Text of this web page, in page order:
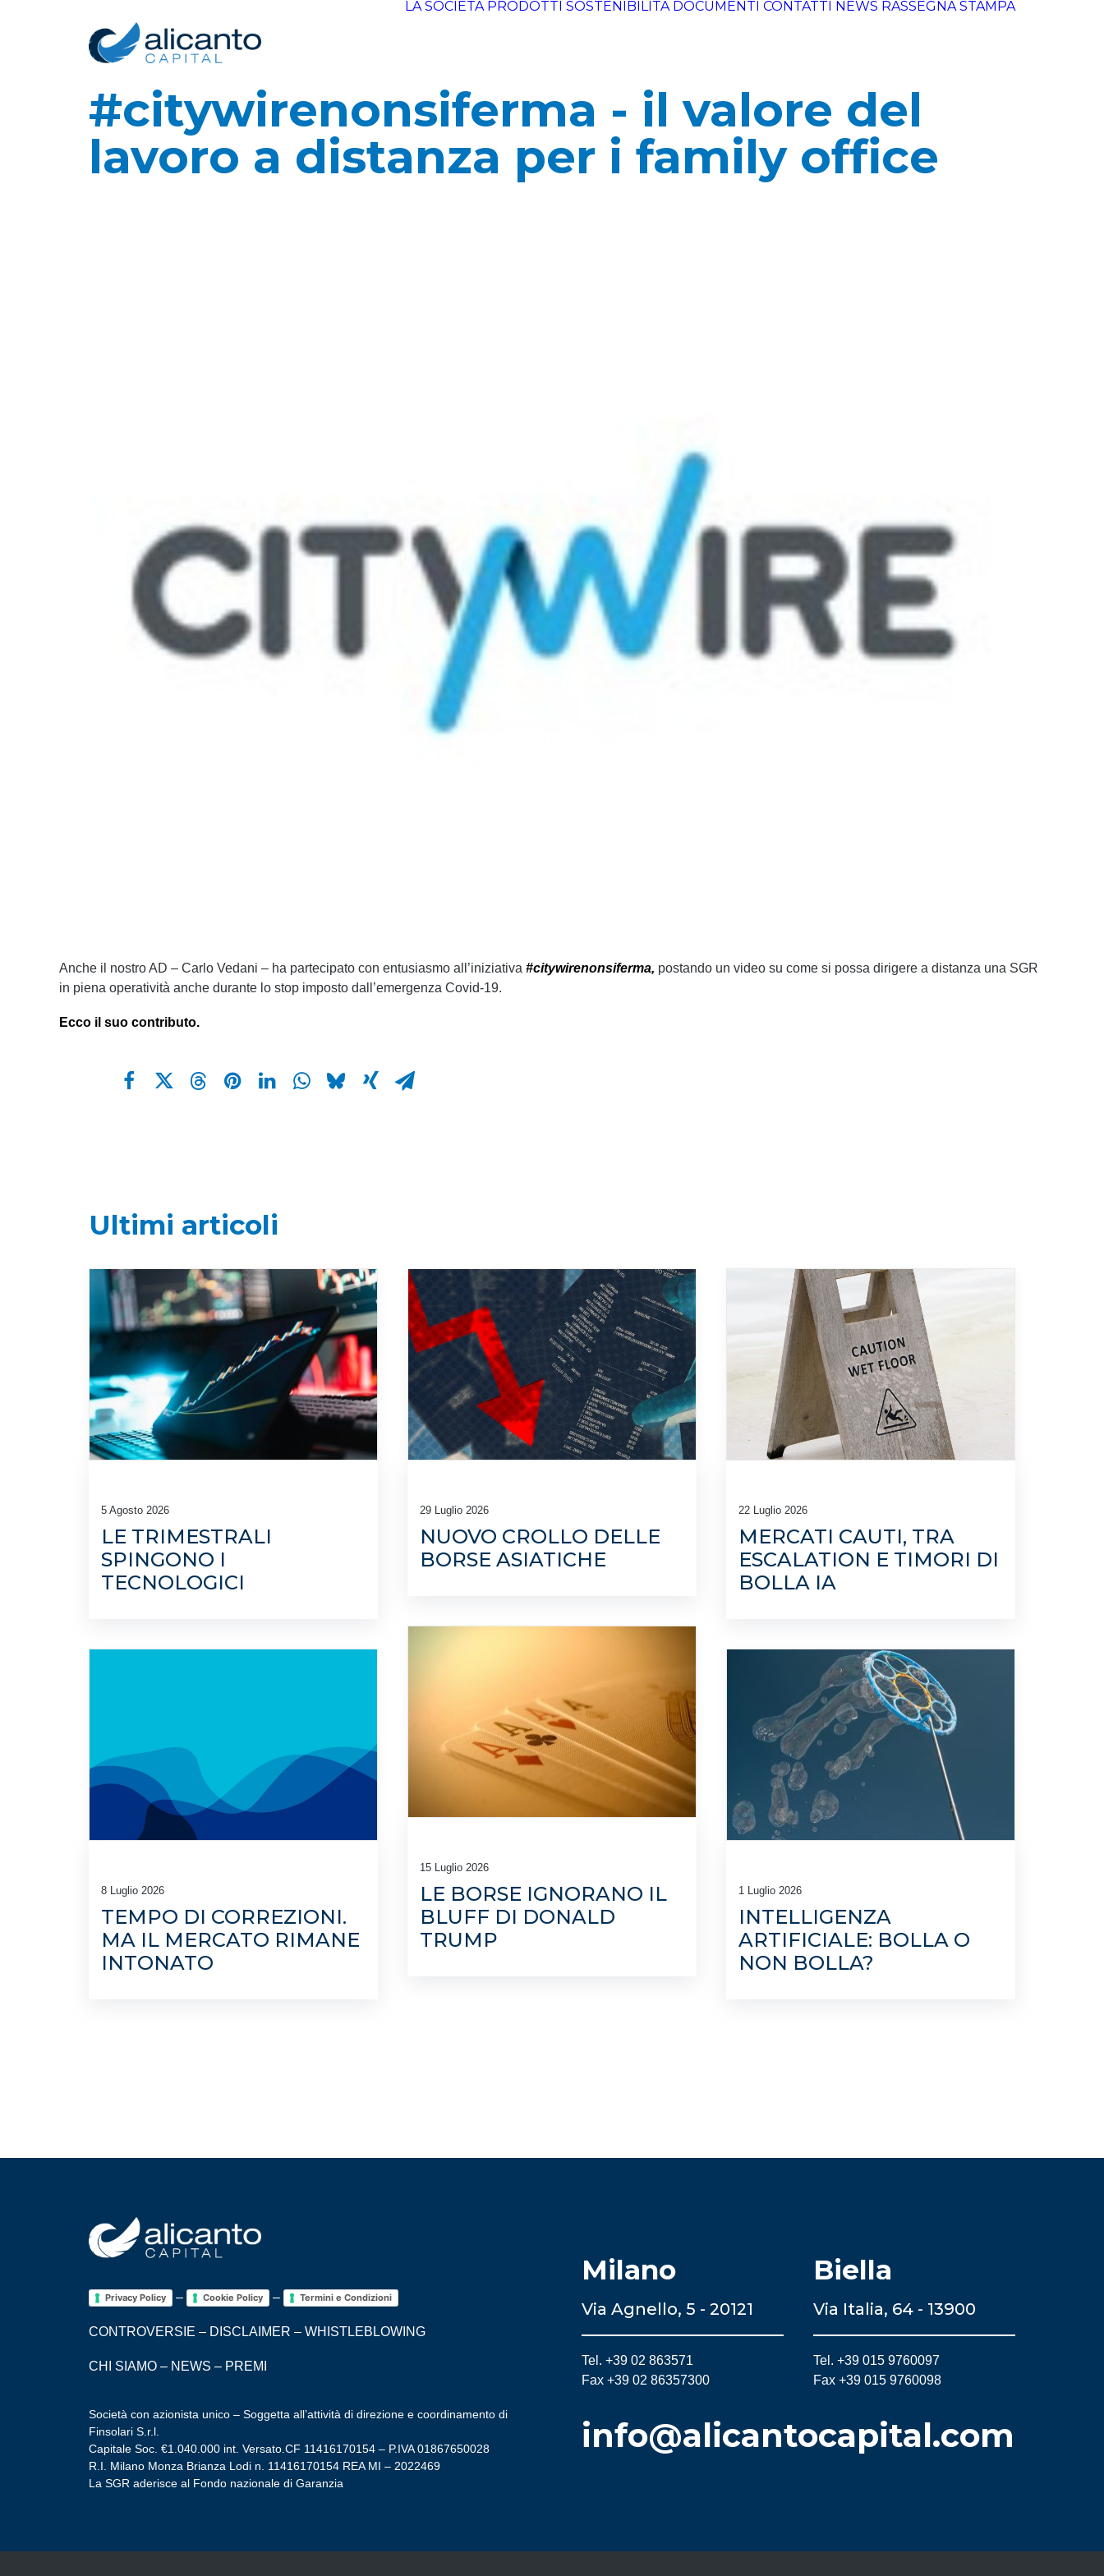
LA SOCIETÀ PRODOTTI SOSTENIBILITÀ DOCUMENTI CONTATTI NEWS RASSEGNA STAMPA
#citywirenonsiferma - il valore del
lavoro a distanza per i family office
Anche il nostro AD – Carlo Vedani – ha partecipato con entusiasmo all’iniziativa #citywirenonsiferma, postando un video su come si possa dirigere a distanza una SGR
in piena operatività anche durante lo stop imposto dall’emergenza Covid-19.
Ecco il suo contributo.
Ultimi articoli
5 Agosto 2026
LE TRIMESTRALI
SPINGONO I
TECNOLOGICI
29 Luglio 2026
NUOVO CROLLO DELLE
BORSE ASIATICHE
22 Luglio 2026
MERCATI CAUTI, TRA
ESCALATION E TIMORI DI
BOLLA IA
15 Luglio 2026
LE BORSE IGNORANO IL
BLUFF DI DONALD
TRUMP
8 Luglio 2026
TEMPO DI CORREZIONI.
MA IL MERCATO RIMANE
INTONATO
1 Luglio 2026
INTELLIGENZA
ARTIFICIALE: BOLLA O
NON BOLLA?
Privacy Policy – Cookie Policy – Termini e Condizioni
CONTROVERSIE – DISCLAIMER – WHISTLEBLOWING
CHI SIAMO – NEWS – PREMI
Società con azionista unico – Soggetta all’attività di direzione e coordinamento di
Finsolari S.r.l.
Capitale Soc. €1.040.000 int. Versato.CF 11416170154 – P.IVA 01867650028
R.I. Milano Monza Brianza Lodi n. 11416170154 REA MI – 2022469
La SGR aderisce al Fondo nazionale di Garanzia
Milano
Via Agnello, 5 - 20121
Tel. +39 02 863571
Fax +39 02 86357300
Biella
Via Italia, 64 - 13900
Tel. +39 015 9760097
Fax +39 015 9760098
info@alicantocapital.com